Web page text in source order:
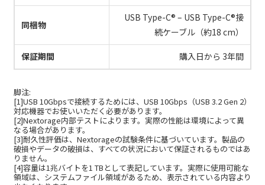
同梱物
USB Type-C® – USB Type-C®接
続ケーブル（約18 cm）
保証期間 購入日から 3年間
脚注:
[1]USB 10Gbpsで接続するためには、USB 10Gbps（USB 3.2 Gen 2）
対応機器でお使いいただく必要があります。
[2]Nextorage内部テストによります。実際の性能は環境によって異
なる場合があります。
[3]耐久性評価は、Nextorageの試験条件に基づいています。製品の
破損やデータの破損は、すべての状況において保証されるものではあ
りません。
[4]容量は1兆バイトを1 TBとして表記しています。実際に使用可能な
領域は、システムファイル領域があるため、表示されている内容より